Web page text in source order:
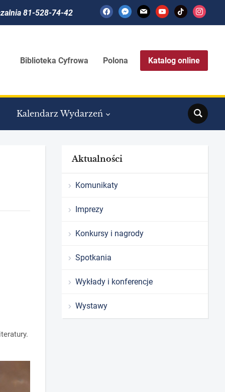
facebookmessenger
mail youtubetiktok instagram
81-528-74-42
Biblioteka Cyfrowa Polona Katalog online
Kalendarz Wydarzeń Search
Aktualności
Komunikaty
Imprezy
Konkursy i nagrody
Spotkania
Wykłady i konferencje
Wystawy